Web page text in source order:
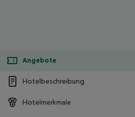
Angebote
Hotelbeschreibung
Hotelmerkmale